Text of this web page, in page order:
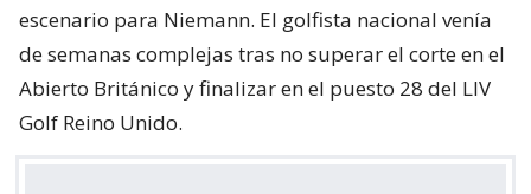
escenario para Niemann. El golfista nacional venía
de semanas complejas tras no superar el corte en el
Abierto Británico y finalizar en el puesto 28 del LIV
Golf Reino Unido.